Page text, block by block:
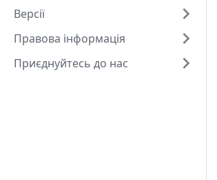
Версії
Правова інформація
Приєднуйтесь до нас